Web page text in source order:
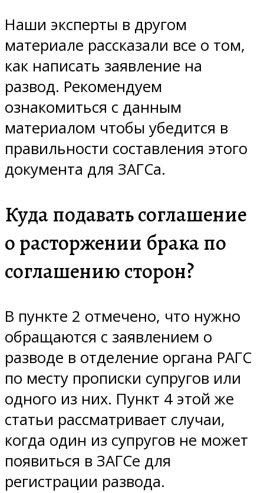
Наши эксперты в другом
материале рассказали все о том,
как написать заявление на
развод. Рекомендуем
ознакомиться с данным
материалом чтобы убедится в
правильности составления этого
документа для ЗАГСа.
Куда подавать соглашение
о расторжении брака по
соглашению сторон?
В пункте 2 отмечено, что нужно
обращаются с заявлением о
разводе в отделение органа РАГС
по месту прописки супругов или
одного из них. Пункт 4 этой же
статьи рассматривает случаи,
когда один из супругов не может
появиться в ЗАГСе для
регистрации развода.